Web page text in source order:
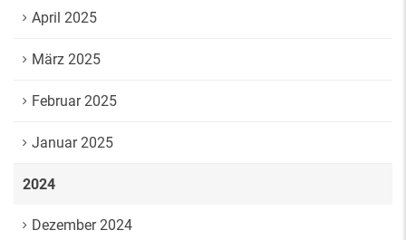
April 2025
März 2025
Februar 2025
Januar 2025
2024
Dezember 2024